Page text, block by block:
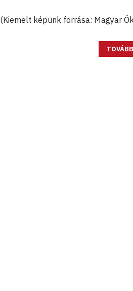
(Kiemelt képünk forrása: Magyar